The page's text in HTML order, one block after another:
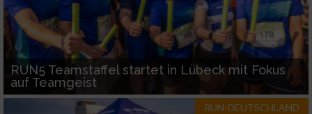
RUN5 Teamstaffel startet in Lübeck mit Fokus
auf Teamgeist
RUN-DEUTSCHLAND